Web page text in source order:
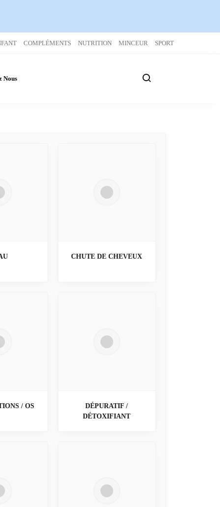
COMPLÉMENTS NUTRITION MINCEUR SPORT
Nous
CHUTE DE CHEVEUX
/ OS
DÉPURATIF /
DÉTOXIFIANT